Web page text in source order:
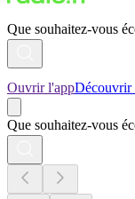
Que souhaitez-vous
Ouvrir l'appDécouvrir
Que souhaitez-vous